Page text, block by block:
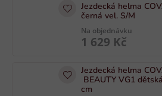
Jezdecká helma
černá vel. S/M
Na objednávku
1 629 Kč
Jezdecká helma
BEAUTY VG1
cm